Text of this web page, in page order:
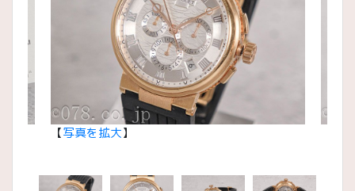
【写真を拡大】